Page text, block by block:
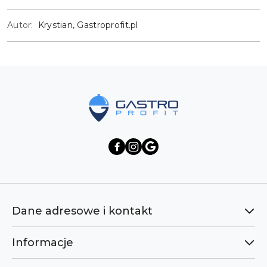
Autor: Krystian, Gastroprofit.pl
Dane adresowe i kontakt
Informacje